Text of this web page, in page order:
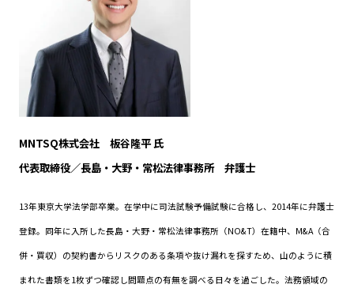
MNTSQ株式会社 板谷隆平 氏
代表取締役／長島・大野・常松法律事務所 弁護士
13年東京大学法学部卒業。在学中に司法試験予備試験に合格し、2014年に弁護士
登録。同年に入所した長島・大野・常松法律事務所（NO&T）在籍中、M&A（合
併・買収）の契約書からリスクのある条項や抜け漏れを探すため、山のように積
まれた書類を1枚ずつ確認し問題点の有無を調べる日々を過ごした。法務領域の